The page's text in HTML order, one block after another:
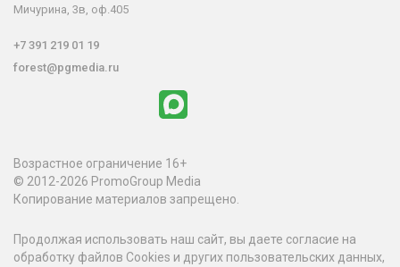
Мичурина, 3в, оф.405
+7 391 219 01 19
forest@pgmedia.ru
Возрастное ограничение 16+
© 2012-2026 PromoGroup Media
Копирование материалов запрещено.
Продолжая использовать наш сайт, вы даете согласие на
обработку файлов Cookies и других пользовательских данных,